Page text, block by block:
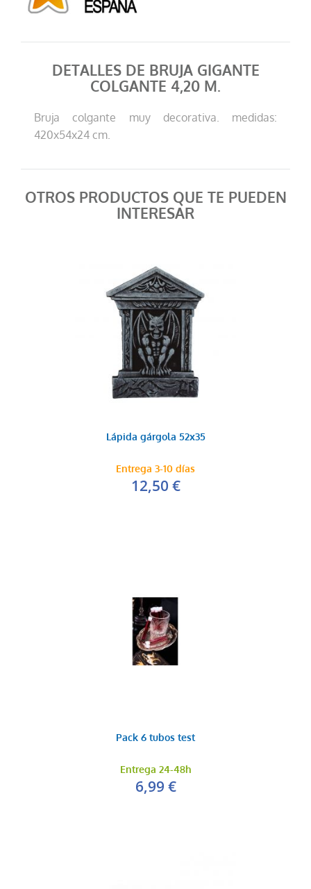
4,95 €
AÑADIR AL CARRITO
DETALLES DE BRUJA GIGANTE
COLGANTE 4,20 M.
Bruja colgante muy decorativa. medidas:
420x54x24 cm.
OTROS PRODUCTOS QUE TE PUEDEN
INTERESAR
Lápida gárgola 52x35
Entrega 3-10 días
12,50 €
Pack 6 tubos test
Entrega 24-48h
6,99 €